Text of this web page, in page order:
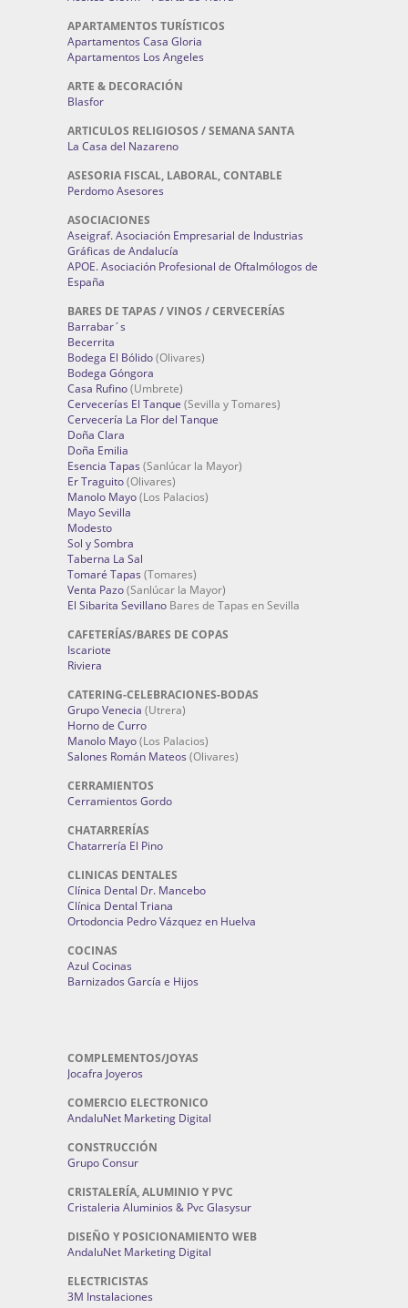
APARTAMENTOS TURÍSTICOS
Apartamentos Casa Gloria
Apartamentos Los Angeles
ARTE & DECORACIÓN
Blasfor
ARTICULOS RELIGIOSOS / SEMANA SANTA
La Casa del Nazareno
ASESORIA FISCAL, LABORAL, CONTABLE
Perdomo Asesores
ASOCIACIONES
Aseigraf. Asociación Empresarial de Industrias
Gráficas de Andalucía
APOE. Asociación Profesional de Oftalmólogos de
España
BARES DE TAPAS / VINOS / CERVECERÍAS
Barrabar´s
Becerrita
Bodega El Bólido(Olivares)
Bodega Góngora
Casa Rufino(Umbrete)
Cervecerías El Tanque (Sevilla y Tomares)
Cervecería La Flor del Tanque
Doña Clara
Doña Emilia
Esencia Tapas (Sanlúcar la Mayor)
Er Traguito(Olivares)
Manolo Mayo(Los Palacios)
Mayo Sevilla
Modesto
Sol y Sombra
Taberna La Sal
Tomaré Tapas (Tomares)
Venta Pazo(Sanlúcar la Mayor)
El Sibarita Sevillano Bares de Tapas en Sevilla
CAFETERÍAS/BARES DE COPAS
Iscariote
Riviera
CATERING-CELEBRACIONES-BODAS
Grupo Venecia (Utrera)
Horno de Curro
Manolo Mayo(Los Palacios)
Salones Román Mateos (Olivares)
CERRAMIENTOS
Cerramientos Gordo
CHATARRERÍAS
Chatarrería El Pino
CLINICAS DENTALES
Clínica Dental Dr. Mancebo
Clínica Dental Triana
Ortodoncia Pedro Vázquez en Huelva
COCINAS
Azul Cocinas
Barnizados García e Hijos
COMPLEMENTOS/JOYAS
Jocafra Joyeros
COMERCIO ELECTRONICO
AndaluNet Marketing Digital
CONSTRUCCIÓN
Grupo Consur
CRISTALERÍA, ALUMINIO Y PVC
Cristaleria Aluminios & Pvc Glasysur
DISEÑO Y POSICIONAMIENTO WEB
AndaluNet Marketing Digital
ELECTRICISTAS
3M Instalaciones